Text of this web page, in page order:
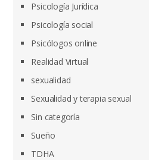
Psicología Jurídica
Psicología social
Psicólogos online
Realidad Virtual
sexualidad
Sexualidad y terapia sexual
Sin categoría
Sueño
TDHA